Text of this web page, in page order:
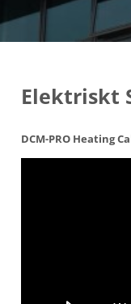
Elektriskt
DCM-PRO Heating